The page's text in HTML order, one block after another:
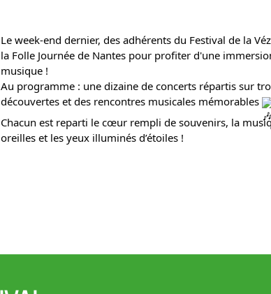
Le week-end dernier, des adhérents du Festival de la
la Folle Journée de Nantes pour profiter d'une
musique !
Au programme : une dizaine de concerts répartis sur
découvertes et des rencontres musicales mémorables
Chacun est reparti le cœur rempli de souvenirs, la
oreilles et les yeux illuminés d’étoiles !